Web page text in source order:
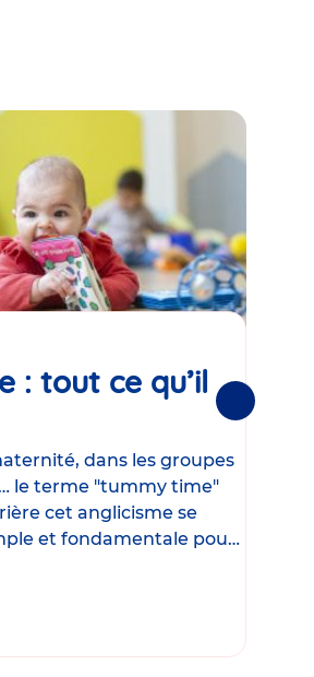
: tout ce qu’il
dans les groupes
le terme "tummy time"
cet anglicisme se
et fondamentale pour
Suivantes